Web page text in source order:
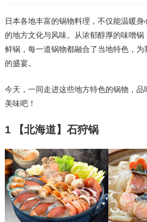
日本各地丰富的锅物料理，不仅能温暖
的地方文化与风味。从浓郁醇厚的味噌锅
鲜锅，每一道锅物都融合了当地特色，为
的盛宴。
今天，一同走进这些地方特色的锅物，品
美味吧！
1 【北海道】石狩锅